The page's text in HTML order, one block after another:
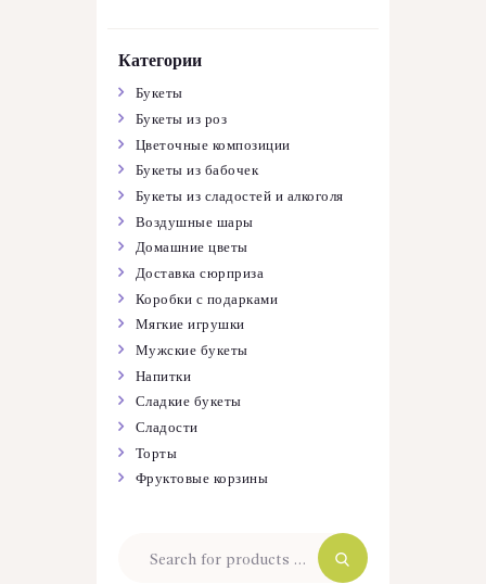
Категории
Букеты
Букеты из роз
Цветочные композиции
Букеты из бабочек
Букеты из сладостей и алкоголя
Воздушные шары
Домашние цветы
Доставка сюрприза
Коробки с подарками
Мягкие игрушки
Мужские букеты
Напитки
Сладкие букеты
Сладости
Торты
Фруктовые корзины